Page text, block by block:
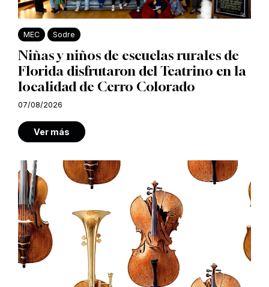
MEC Sodre
Niñas y niños de escuelas rurales de
Florida disfrutaron del Teatrino en la
localidad de Cerro Colorado
07/08/2026
Ver más